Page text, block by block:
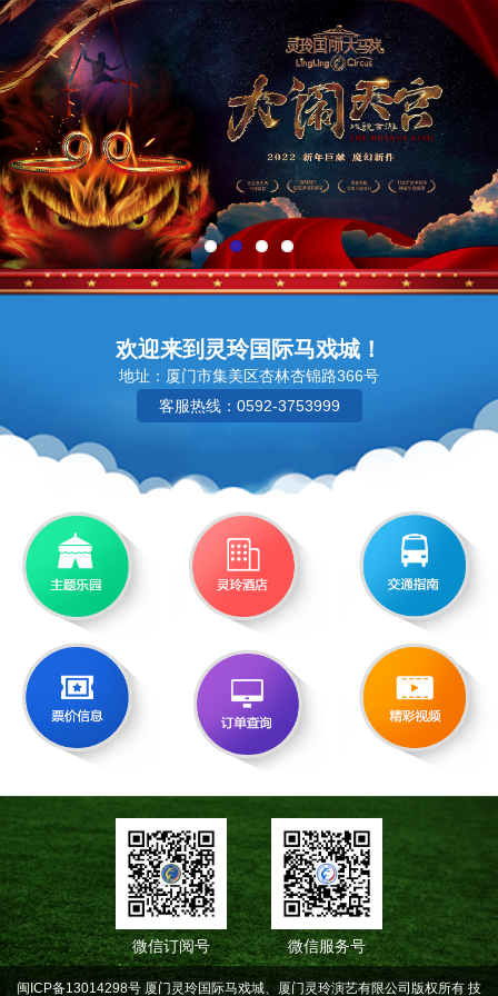
欢迎来到灵玲国际马戏城！
地址：厦门市集美区杏林杏锦路366号
客服热线：0592-3753999
微信订阅号 微信服务号
闽ICP备13014298号 厦门灵玲国际马戏城、厦门灵玲演艺有限公司版权所有 技